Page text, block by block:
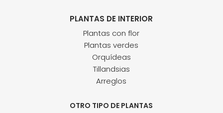
PLANTAS DE INTERIOR
Plantas con flor
Plantas verdes
Orquídeas
Tillandsias
Arreglos
OTRO TIPO DE PLANTAS